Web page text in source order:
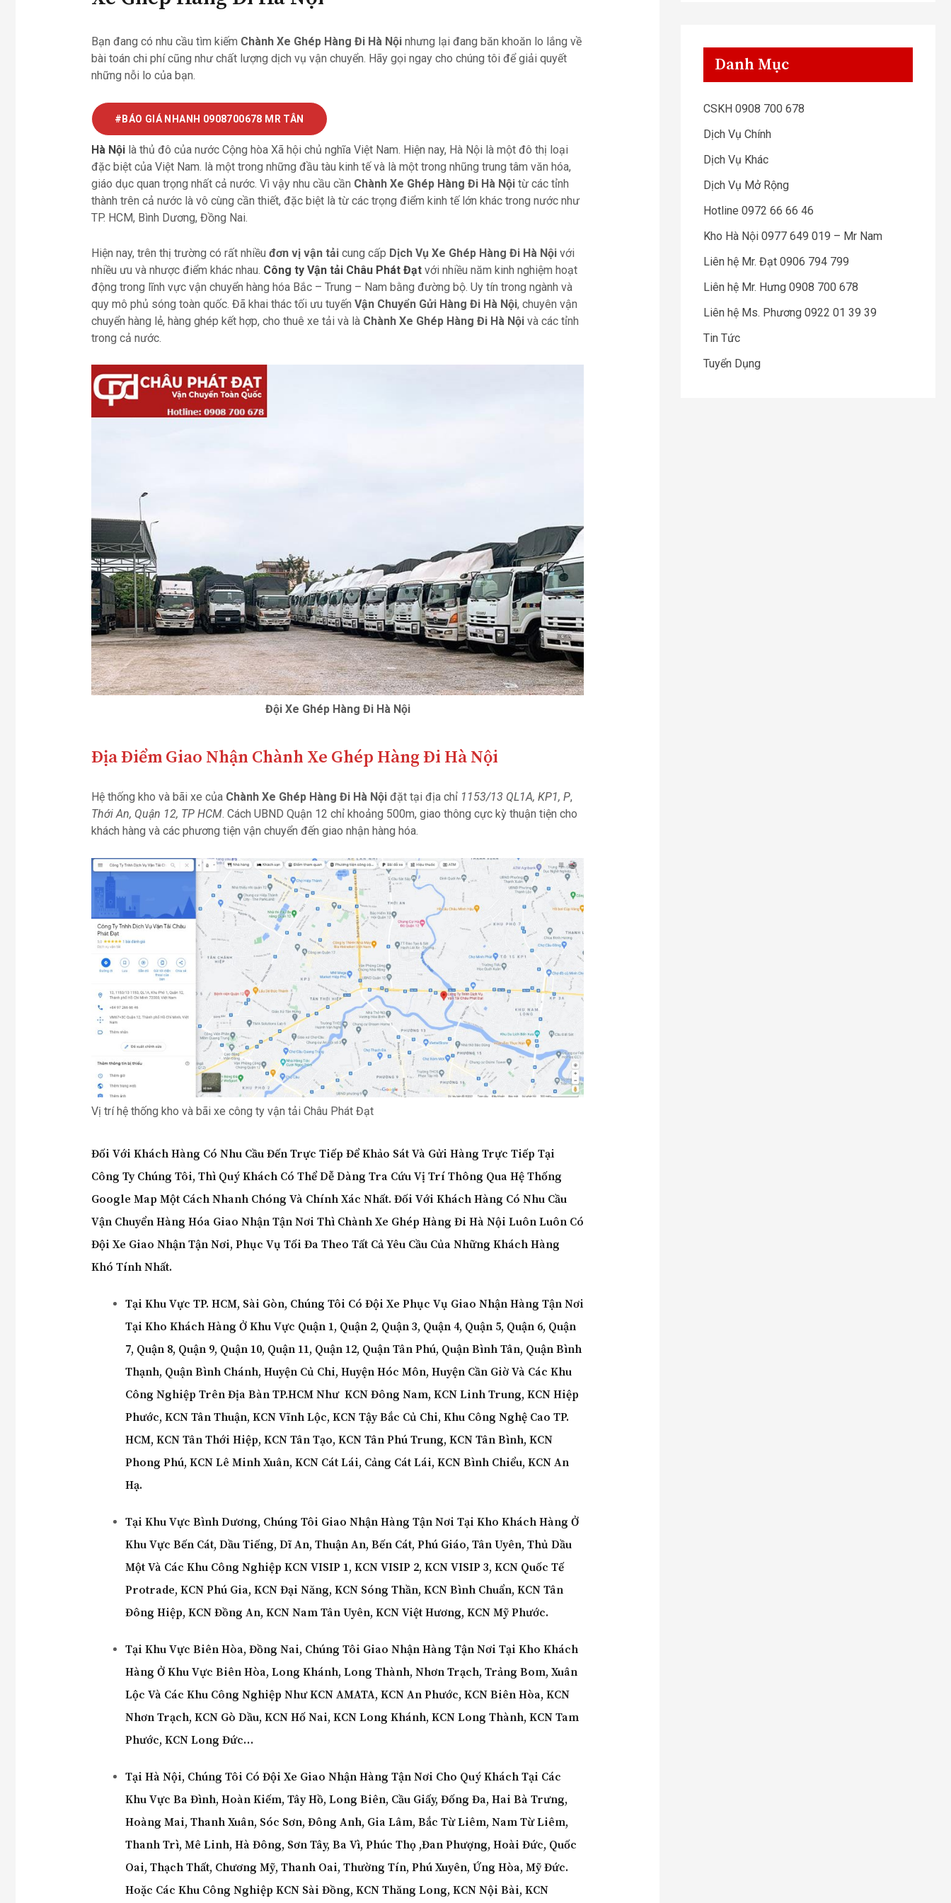
Bạn đang có nhu cầu tìm kiếm Chành Xe Ghép Hàng Đi Hà Nộinhưng lại đang băn khoăn lo lắng về
bài toán chi phí cũng như chất lượng dịch vụ vận chuyển. Hãy gọi ngay cho chúng tôi để giải quyết
những nỗi lo của bạn.
#BÁO GIÁ NHANH 0908700678 MR TÂN
Hà Nộilà thủ đô của nước Cộng hòa Xã hội chủ nghĩa Việt Nam. Hiện nay, Hà Nội là một đô thị loại
đặc biệt của Việt Nam. là một trong những đầu tàu kinh tế và là một trong nhũng trung tâm văn hóa,
giáo dục quan trọng nhất cả nước. Vì vậy nhu cầu cần Chành Xe Ghép Hàng Đi Hà Nộitừ các tỉnh
thành trên cả nước là vô cùng cần thiết, đặc biệt là từ các trọng điểm kinh tế lớn khác trong nước như
TP. HCM, Bình Dương, Đồng Nai.
Hiện nay, trên thị trường có rất nhiều đơn vị vận tảicung cấp Dịch Vụ Xe Ghép Hàng Đi Hà Nội với
nhiều ưu và nhược điểm khác nhau. Công ty Vận tải Châu Phát Đạtvới nhiều năm kinh nghiệm hoạt
động trong lĩnh vực vận chuyển hàng hóa Bắc – Trung – Nam bằng đường bộ. Uy tín trong ngành và
quy mô phủ sóng toàn quốc. Đã khai thác tối ưu tuyến Vận Chuyển Gửi Hàng Đi Hà Nội, chuyên vận
chuyển hàng lẻ, hàng ghép kết hợp, cho thuê xe tải và là Chành Xe Ghép Hàng Đi Hà Nộivà các tỉnh
trong cả nước.
Đội Xe Ghép Hàng Đi Hà Nội
Địa Điểm Giao Nhận Chành Xe Ghép Hàng Đi Hà Nội
Hệ thống kho và bãi xe của Chành Xe Ghép Hàng Đi Hà Nộiđặt tại địa chỉ 1153/13 QL1A, KP1, P,
Thới An, Quận 12, TP HCM. Cách UBND Quận 12 chỉ khoảng 500m, giao thông cực kỳ thuận tiện cho
khách hàng và các phương tiện vận chuyển đến giao nhận hàng hóa.
Vị trí hệ thống kho và bãi xe công ty vận tải Châu Phát Đạt
Đối Với Khách Hàng Có Nhu Cầu Đến Trực Tiếp Để Khảo Sát Và Gửi Hàng Trực Tiếp Tại
Công Ty Chúng Tôi, Thì Quý Khách Có Thể Dễ Dàng Tra Cứu Vị Trí Thông Qua Hệ Thống
Google Map Một Cách Nhanh Chóng Và Chính Xác Nhất. Đối Với Khách Hàng Có Nhu Cầu
Vận Chuyển Hàng Hóa Giao Nhận Tận Nơi Thì Chành Xe Ghép Hàng Đi Hà Nội Luôn Luôn Có
Đội Xe Giao Nhận Tận Nơi, Phục Vụ Tối Đa Theo Tất Cả Yêu Cầu Của Những Khách Hàng
Khó Tính Nhất.
Tại Khu Vực TP. HCM, Sài Gòn, Chúng Tôi Có Đội Xe Phục Vụ Giao Nhận Hàng Tận Nơi
Tại Kho Khách Hàng Ở Khu Vực Quận 1, Quận 2, Quận 3, Quận 4, Quận 5, Quận 6, Quận
7, Quận 8, Quận 9, Quận 10, Quận 11, Quận 12, Quận Tân Phú, Quận Bình Tân, Quận Bình
Thạnh, Quận Bình Chánh, Huyện Củ Chi, Huyện Hóc Môn, Huyện Cần Giờ Và Các Khu
Công Nghiệp Trên Địa Bàn TP.HCM Như KCN Đông Nam, KCN Linh Trung, KCN Hiệp
Phước, KCN Tân Thuận, KCN Vĩnh Lộc, KCN Tậy Bắc Củ Chi, Khu Công Nghệ Cao TP.
HCM, KCN Tân Thới Hiệp, KCN Tân Tạo, KCN Tân Phú Trung, KCN Tân Bình, KCN
Phong Phú, KCN Lê Minh Xuân, KCN Cát Lái, Cảng Cát Lái, KCN Bình Chiểu, KCN An
Hạ.
Tại Khu Vực Bình Dương, Chúng Tôi Giao Nhận Hàng Tận Nơi Tại Kho Khách Hàng Ở
Khu Vực Bến Cát, Dầu Tiếng, Dĩ An, Thuận An, Bến Cát, Phú Giáo, Tân Uyên, Thủ Dầu
Một Và Các Khu Công Nghiệp KCN VISIP 1, KCN VISIP 2, KCN VISIP 3, KCN Quốc Tế
Protrade, KCN Phú Gia, KCN Đại Năng, KCN Sóng Thần, KCN Bình Chuẩn, KCN Tân
Đông Hiệp, KCN Đồng An, KCN Nam Tân Uyên, KCN Việt Hương, KCN Mỹ Phước.
Tại Khu Vực Biên Hòa, Đồng Nai, Chúng Tôi Giao Nhận Hàng Tận Nơi Tại Kho Khách
Hàng Ở Khu Vực Biên Hòa, Long Khánh, Long Thành, Nhơn Trạch, Trảng Bom, Xuân
Lộc Và Các Khu Công Nghiệp Như KCN AMATA, KCN An Phước, KCN Biên Hòa, KCN
Nhơn Trạch, KCN Gò Dầu, KCN Hố Nai, KCN Long Khánh, KCN Long Thành, KCN Tam
Phước, KCN Long Đức…
Tại Hà Nội, Chúng Tôi Có Đội Xe Giao Nhận Hàng Tận Nơi Cho Quý Khách Tại Các
Khu Vực Ba Đình, Hoàn Kiếm, Tây Hồ, Long Biên, Cầu Giấy, Đống Đa, Hai Bà Trưng,
Hoàng Mai, Thanh Xuân, Sóc Sơn, Đông Anh, Gia Lâm, Bắc Từ Liêm, Nam Từ Liêm,
Thanh Trì, Mê Linh, Hà Đông, Sơn Tây, Ba Vì, Phúc Thọ ,Đan Phượng, Hoài Đức, Quốc
Oai, Thạch Thất, Chương Mỹ, Thanh Oai, Thường Tín, Phú Xuyên, Ứng Hòa, Mỹ Đức.
Hoặc Các Khu Công Nghiệp KCN Sài Đồng, KCN Thăng Long, KCN Nội Bài, KCN
Danh Mục
CSKH 0908 700 678
Dịch Vụ Chính
Dịch Vụ Khác
Dịch Vụ Mở Rộng
Hotline 0972 66 66 46
Kho Hà Nội 0977 649 019 – Mr Nam
Liên hệ Mr. Đạt 0906 794 799
Liên hệ Mr. Hưng 0908 700 678
Liên hệ Ms. Phương 0922 01 39 39
Tin Tức
Tuyển Dụng